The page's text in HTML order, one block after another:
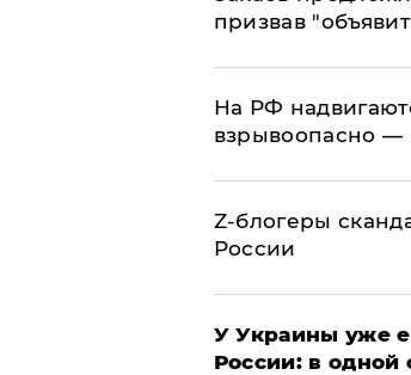
призвав
На РФ
взрывоопасно —
Z-блогеры
России
У Украины уже
России: в